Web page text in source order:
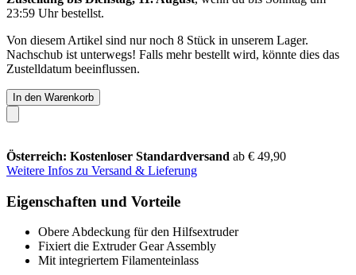
23:59 Uhrbestellst.
Von diesem Artikel sind nur noch 8 Stück in unserem Lager.
Nachschub ist unterwegs! Falls mehr bestellt wird, könnte dies das
Zustelldatum beeinflussen.
In den Warenkorb
Österreich: Kostenloser Standardversand ab € 49,90
Weitere Infos zu Versand & Lieferung
Eigenschaften und Vorteile
Obere Abdeckung für den Hilfsextruder
Fixiert die Extruder Gear Assembly
Mit integriertem Filamenteinlass